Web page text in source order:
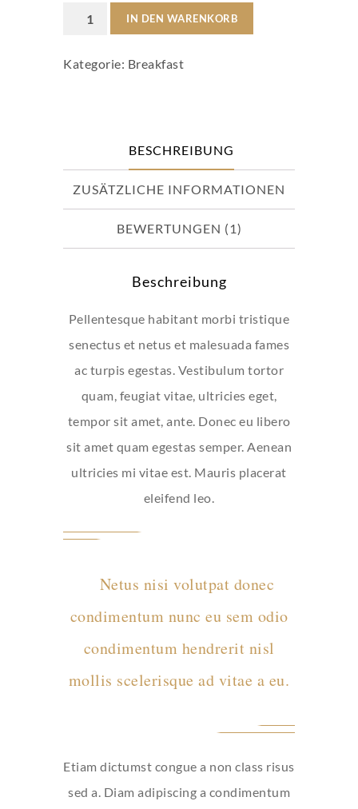
Woo
#2
IN DEN WARENKORB
Kategorie: Breakfast
BESCHREIBUNG
ZUSÄTZLICHE INFORMATIONEN
BEWERTUNGEN (1)
Beschreibung
Pellentesque habitant morbi tristique
senectus et netus et malesuada fames
ac turpis egestas. Vestibulum tortor
quam, feugiat vitae, ultricies eget,
tempor sit amet, ante. Donec eu libero
sit amet quam egestas semper. Aenean
ultricies mi vitae est. Mauris placerat
eleifend leo.
Netus nisi volutpat donec
condimentum nunc eu sem odio
condimentum hendrerit nisl
mollis scelerisque ad vitae a eu.
Etiam dictumst congue a non class risus
sed a. Diam adipiscing a condimentum